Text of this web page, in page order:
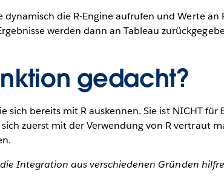
die R-Engine aufrufen und Werte
werden dann an Tableau
gedacht?
bereits mit R auskennen. Sie ist NICHT für
zuerst mit der Verwendung von R vertraut
Integration aus verschiedenen Gründen